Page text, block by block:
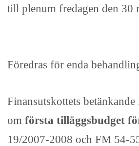
till plenum fredagen den 30
Föredras för enda
Finansutskottets
om första tilläggsbudget
19/2007-2008 och FM 54-